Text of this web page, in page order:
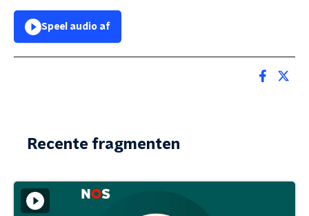
Speel audio af
Recente fragmenten